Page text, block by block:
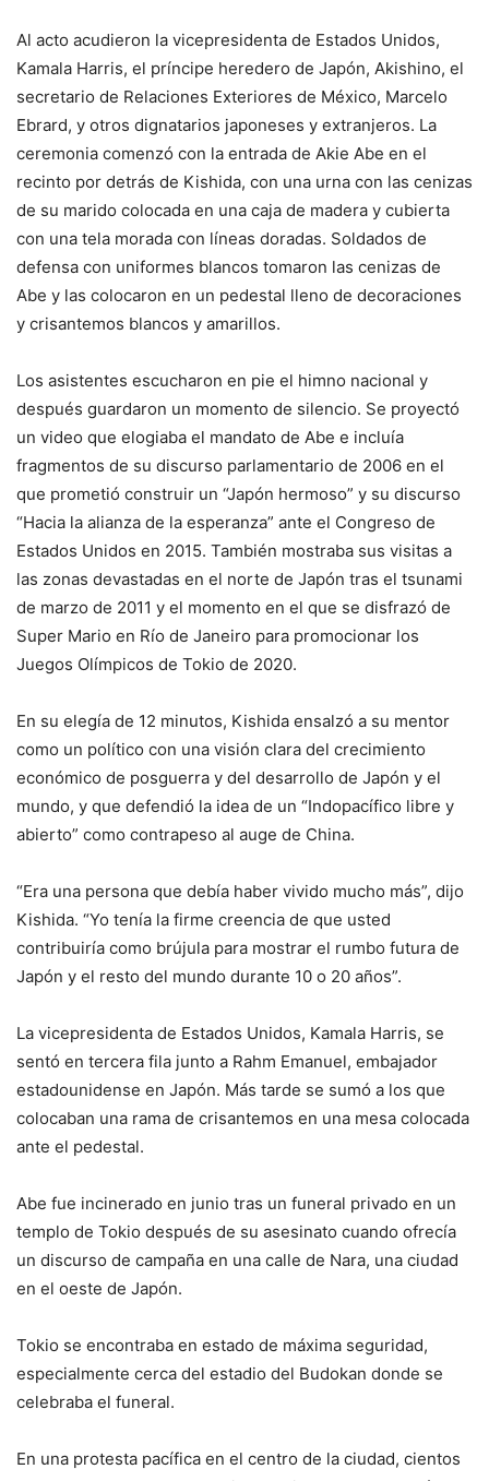
Al acto acudieron la vicepresidenta de Estados Unidos,
Kamala Harris, el príncipe heredero de Japón, Akishino, el
secretario de Relaciones Exteriores de México, Marcelo
Ebrard, y otros dignatarios japoneses y extranjeros. La
ceremonia comenzó con la entrada de Akie Abe en el
recinto por detrás de Kishida, con una urna con las cenizas
de su marido colocada en una caja de madera y cubierta
con una tela morada con líneas doradas. Soldados de
defensa con uniformes blancos tomaron las cenizas de
Abe y las colocaron en un pedestal lleno de decoraciones
y crisantemos blancos y amarillos.
Los asistentes escucharon en pie el himno nacional y
después guardaron un momento de silencio. Se proyectó
un video que elogiaba el mandato de Abe e incluía
fragmentos de su discurso parlamentario de 2006 en el
que prometió construir un “Japón hermoso” y su discurso
“Hacia la alianza de la esperanza” ante el Congreso de
Estados Unidos en 2015. También mostraba sus visitas a
las zonas devastadas en el norte de Japón tras el tsunami
de marzo de 2011 y el momento en el que se disfrazó de
Super Mario en Río de Janeiro para promocionar los
Juegos Olímpicos de Tokio de 2020.
En su elegía de 12 minutos, Kishida ensalzó a su mentor
como un político con una visión clara del crecimiento
económico de posguerra y del desarrollo de Japón y el
mundo, y que defendió la idea de un “Indopacífico libre y
abierto” como contrapeso al auge de China.
“Era una persona que debía haber vivido mucho más”, dijo
Kishida. “Yo tenía la firme creencia de que usted
contribuiría como brújula para mostrar el rumbo futura de
Japón y el resto del mundo durante 10 o 20 años”.
La vicepresidenta de Estados Unidos, Kamala Harris, se
sentó en tercera fila junto a Rahm Emanuel, embajador
estadounidense en Japón. Más tarde se sumó a los que
colocaban una rama de crisantemos en una mesa colocada
ante el pedestal.
Abe fue incinerado en junio tras un funeral privado en un
templo de Tokio después de su asesinato cuando ofrecía
un discurso de campaña en una calle de Nara, una ciudad
en el oeste de Japón.
Tokio se encontraba en estado de máxima seguridad,
especialmente cerca del estadio del Budokan donde se
celebraba el funeral.
En una protesta pacífica en el centro de la ciudad, cientos